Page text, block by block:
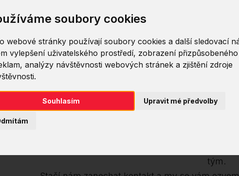
soubory cookies
webové stránky používají soubory cookies a další sledovací
vylepšení uživatelského prostředí, zobrazení
analýzy návštěvnosti webových stránek a zjištění zdroje
Souhlasím Upravit mé předvolby
Chcete tento
Tento kurz lze uspořádat na míru – ať už
tým.